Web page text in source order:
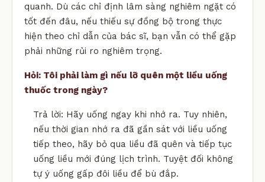
quanh. Dù các chỉ định lâm sàng nghiêm ngặt có
tốt đến đâu, nếu thiếu sự đồng bộ trong thực
hiện theo chỉ dẫn của bác sĩ, bạn vẫn có thể gặp
phải những rủi ro nghiêm trọng.
Hỏi: Tôi phải làm gì nếu lỡ quên một liều uống
thuốc trong ngày?
Trả lời: Hãy uống ngay khi nhớ ra. Tuy nhiên,
nếu thời gian nhớ ra đã gần sát với liều uống
tiếp theo, hãy bỏ qua liều đã quên và tiếp tục
uống liều mới đúng lịch trình. Tuyệt đối không
tự ý uống gấp đôi liều để bù đắp.